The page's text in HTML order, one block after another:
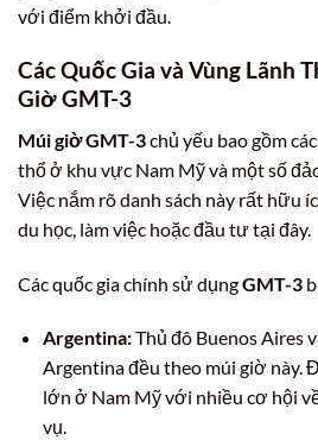
với điểm khởi đầu.
Các Quốc Gia và Vùng Lãnh
Giờ GMT-3
Múi giờ GMT-3chủ yếu bao gồm
thổ ở khu vực Nam Mỹ và một số
Việc nắm rõ danh sách này rất hữu
du học, làm việc hoặc đầu tư tại đây.
Các quốc gia chính sử dụngGMT-3
Argentina:Thủ đô Buenos Aires
Argentina đều theo múi giờ này.
lớn ở Nam Mỹ với nhiều cơ hội
vụ.